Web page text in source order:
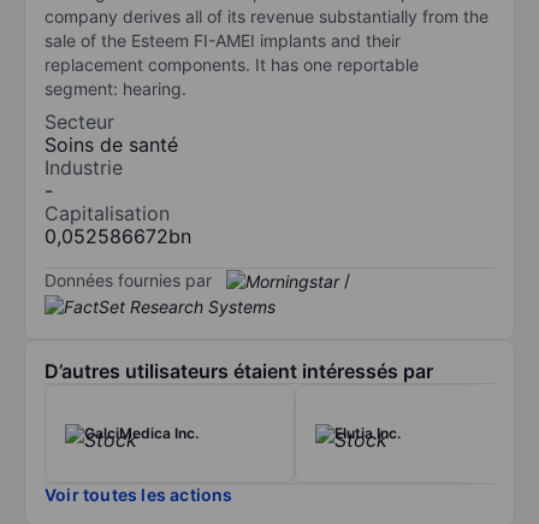
company derives all of its revenue substantially from the
sale of the Esteem FI-AMEI implants and their
replacement components. It has one reportable
segment: hearing.
Secteur
Soins de santé
Industrie
-
Capitalisation
0,052586672bn
Données fournies par /
D’autres utilisateurs étaient intéressés par
CalciMedica Inc. Elutia Inc.
Voir toutes les actions